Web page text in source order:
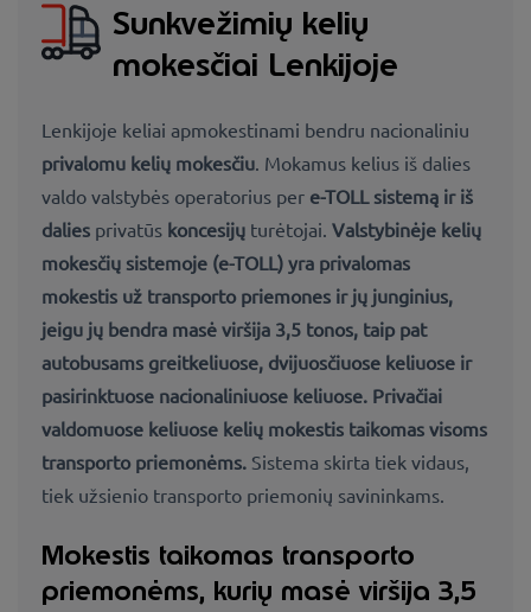
Sunkvežimių kelių
mokesčiai Lenkijoje
Lenkijoje keliai apmokestinami bendru nacionaliniu
privalomu kelių mokesčiu . Mokamus kelius iš dalies
valdo valstybės operatorius per e-TOLL sistemą ir iš
dalies privatūs koncesijų turėtojai. Valstybinėje kelių
mokesčių sistemoje (e-TOLL) yra privalomas
mokestis už transporto priemones ir jų junginius,
jeigu jų bendra masė viršija 3,5 tonos, taip pat
autobusams greitkeliuose, dvijuosčiuose keliuose ir
pasirinktuose nacionaliniuose keliuose. Privačiai
valdomuose keliuose kelių mokestis taikomas visoms
transporto priemonėms. Sistema skirta tiek vidaus,
tiek užsienio transporto priemonių savininkams.
Mokestis taikomas transporto
priemonėms, kurių masė viršija 3,5